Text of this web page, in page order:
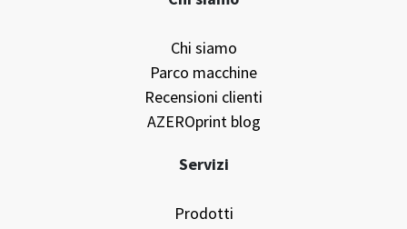
Chi siamo
Parco macchine
Recensioni clienti
AZEROprint blog
Servizi
Prodotti